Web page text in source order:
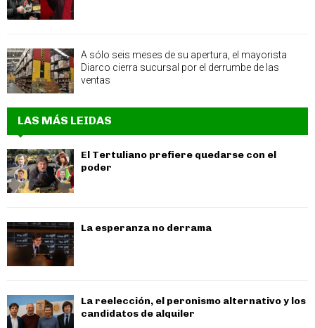
A sólo seis meses de su apertura, el mayorista
Diarco cierra sucursal por el derrumbe de las
ventas
LAS MÁS LEIDAS
El Tertuliano prefiere quedarse con el
poder
La esperanza no derrama
La reelección, el peronismo alternativo y los
candidatos de alquiler